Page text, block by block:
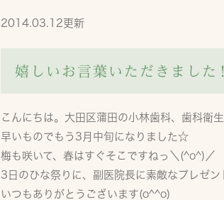
2014.03.12更新
嬉しいお言葉いただきました
こんにちは。大田区蒲田の小林歯科、歯科衛
早いものでもう3月中旬になりました☆
梅も咲いて、春はすぐそこですねっ＼(^o^)／
3日のひな祭りに、副医院長に素敵なプレゼ
いつもありがとうございます(o^^o)